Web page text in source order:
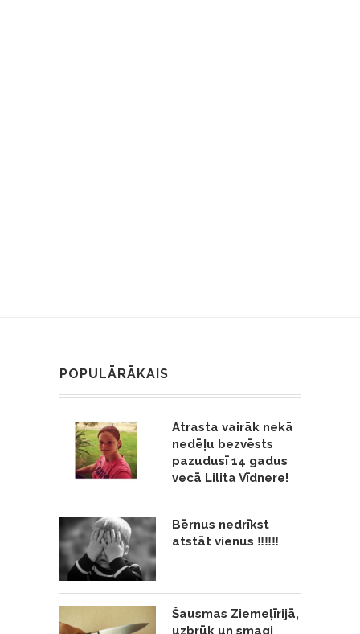
POPULĀRĀKAIS
Atrasta vairāk nekā
nedēļu bezvēsts
pazudusī 14 gadus
vecā Lilita Vīdnere!
Bērnus nedrīkst
atstāt vienus ‼️‼️‼️
Šausmas Ziemeļīrijā,
uzbrūk un smagi